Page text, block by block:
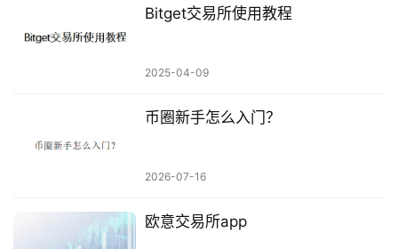
Bitget交易所使用教程
2025-04-09
币圈新手怎么入门？
2026-07-16
欧意交易所app